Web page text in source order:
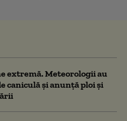
extremă. Meteorologii au
caniculă și anunță ploi și